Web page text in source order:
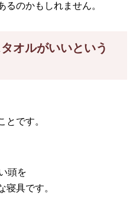
るのかもしれません。
オルがいいという
とです。
頭を
寝具です。